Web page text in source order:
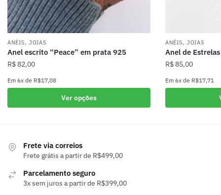
ANÉIS, JOIAS
Anel escrito “Peace” em prata 925
R$82,00
Em 6x de R$17,08
Ver opções
produto
variantes.
As
podem
ANÉIS, JOIAS
Anel de
R$85,00
Em 6x de R$17,71
produto
Frete via correios
Frete grátis a partir de R$499,00
Parcelamento seguro
3x sem juros a partir de R$399,00